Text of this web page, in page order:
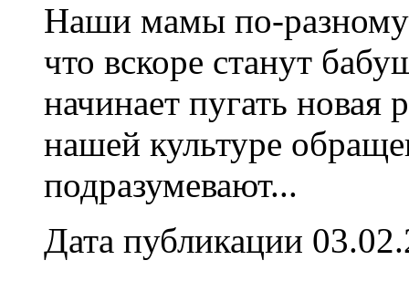
Наши мамы по-
что вскоре станут
начинает пугать новая
нашей культуре
подразумевают...
Дата публикации